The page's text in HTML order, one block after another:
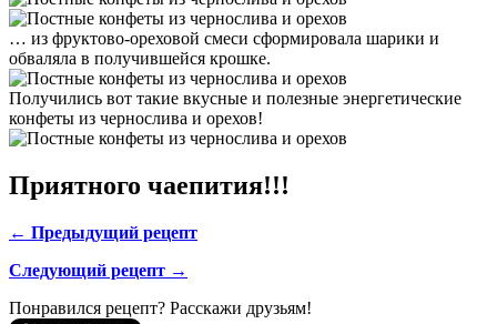
… из фруктово-ореховой смеси сформировала шарики и
обваляла в получившейся крошке.
Получились вот такие вкусные и полезные энергетические
конфеты из чернослива и орехов!
Приятного чаепития!!!
← Предыдущий рецепт
Следующий рецепт →
Понравился рецепт? Расскажи друзьям!